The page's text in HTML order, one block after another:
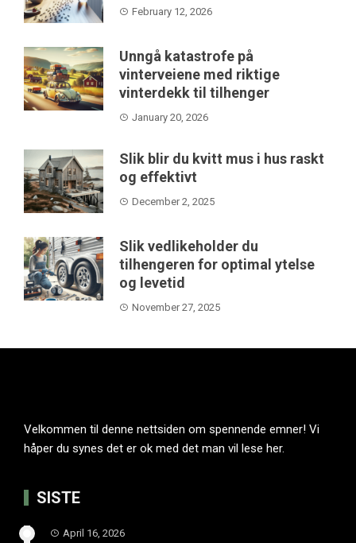
February 12, 2026
Unngå katastrofe på
vinterveiene med riktige
vinterdekk til tilhenger
January 20, 2026
Slik blir du kvitt mus i hus raskt
og effektivt
December 2, 2025
Slik vedlikeholder du
tilhengeren for optimal ytelse
og levetid
November 27, 2025
Velkommen til denne nettsiden om spennende emner! Vi
håper du synes det er ok med det man vil lese her.
SISTE
April 16, 2026